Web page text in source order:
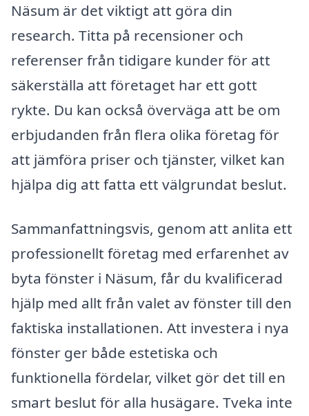
Näsum är det viktigt att göra din
research. Titta på recensioner och
referenser från tidigare kunder för att
säkerställa att företaget har ett gott
rykte. Du kan också överväga att be om
erbjudanden från flera olika företag för
att jämföra priser och tjänster, vilket kan
hjälpa dig att fatta ett välgrundat beslut.
Sammanfattningsvis, genom att anlita ett
professionellt företag med erfarenhet av
byta fönster i Näsum, får du kvalificerad
hjälp med allt från valet av fönster till den
faktiska installationen. Att investera i nya
fönster ger både estetiska och
funktionella fördelar, vilket gör det till en
smart beslut för alla husägare. Tveka inte